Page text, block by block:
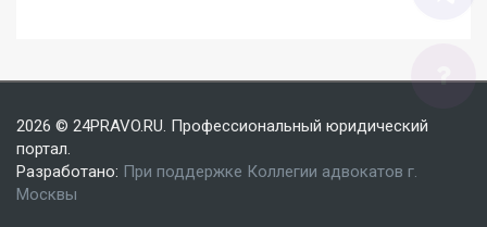
2026 © 24PRAVO.RU. Профессиональный юридический
портал.
Разработано: При поддержке Коллегии адвокатов г.
Москвы
для Вас